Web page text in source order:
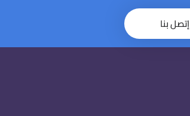
× إتصل بنا